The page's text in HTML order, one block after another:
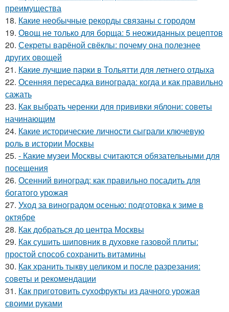
преимущества
18. Какие необычные рекорды связаны с городом
19. Овощ не только для борща: 5 неожиданных рецептов
20. Секреты варёной свёклы: почему она полезнее
других овощей
21. Какие лучшие парки в Тольятти для летнего отдыха
22. Осенняя пересадка винограда: когда и как правильно
сажать
23. Как выбрать черенки для прививки яблони: советы
начинающим
24. Какие исторические личности сыграли ключевую
роль в истории Москвы
25. - Какие музеи Москвы считаются обязательными для
посещения
26. Осенний виноград: как правильно посадить для
богатого урожая
27. Уход за виноградом осенью: подготовка к зиме в
октябре
28. Как добраться до центра Москвы
29. Как сушить шиповник в духовке газовой плиты:
простой способ сохранить витамины
30. Как хранить тыкву целиком и после разрезания:
советы и рекомендации
31. Как приготовить сухофрукты из дачного урожая
своими руками